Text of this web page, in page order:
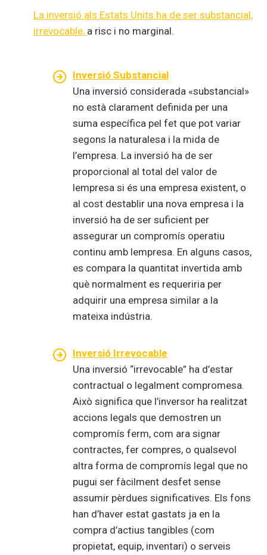
La inversió als Estats Units ha de ser substancial,
irrevocable, a risc i no marginal.
Inversió Substancial
Una inversió considerada «substancial»
no està clarament definida per una
suma específica pel fet que pot variar
segons la naturalesa i la mida de
l’empresa. La inversió ha de ser
proporcional al total del valor de
lempresa si és una empresa existent, o
al cost destablir una nova empresa i la
inversió ha de ser suficient per
assegurar un compromís operatiu
continu amb lempresa. En alguns casos,
es compara la quantitat invertida amb
què normalment es requeriria per
adquirir una empresa similar a la
mateixa indústria.
Inversió Irrevocable
Una inversió “irrevocable” ha d’estar
contractual o legalment compromesa.
Això significa que l’inversor ha realitzat
accions legals que demostren un
compromís ferm, com ara signar
contractes, fer compres, o qualsevol
altra forma de compromís legal que no
pugui ser fàcilment desfet sense
assumir pèrdues significatives. Els fons
han d’haver estat gastats ja en la
compra d’actius tangibles (com
propietat, equip, inventari) o serveis